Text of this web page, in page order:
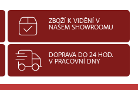
ZBOŽÍ K VIDĚNÍ V
NAŠEM SHOWROOMU
DOPRAVA DO 24 HOD.
V PRACOVNÍ DNY